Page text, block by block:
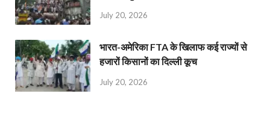
July 20, 2026
भारत-अमेरिका FTA के खिलाफ कई राज्यों से
हजारों किसानों का दिल्ली कूच
July 20, 2026